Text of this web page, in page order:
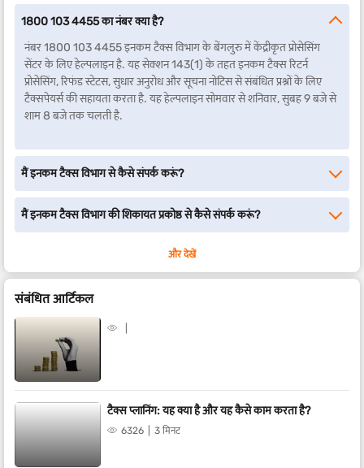
1800 103 4455 का नंबर क्या है?
नंबर 1800 103 4455 इनकम टैक्स विभाग के बेंगलुरु में केंद्रीकृत प्रोसेसिंग
सेंटर के लिए हेल्पलाइन है. यह सेक्शन 143(1) के तहत इनकम टैक्स रिटर्न
प्रोसेसिंग, रिफंड स्टेटस, सुधार अनुरोध और सूचना नोटिस से संबंधित प्रश्नों के लिए
टैक्सपेयर्स की सहायता करता है. यह हेल्पलाइन सोमवार से शनिवार, सुबह 9 बजे से
शाम 8 बजे तक चलती है.
मैं इनकम टैक्स विभाग से कैसे संपर्क करूं?
मैं इनकम टैक्स विभाग की शिकायत प्रकोष्ठ से कैसे संपर्क करूं?
और देखें
संबंधित आर्टिकल
टैक्स प्लानिंग: यह क्या है और यह कैसे काम करता है?
6326 3 मिनट